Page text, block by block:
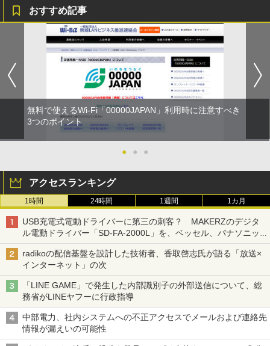
おすすめ記事
無料で使えるWi-Fi「00000JAPAN」利用時に注意すべき
3つのポイント
● ● ●
アクセスランキング
1時間 24時間 1週間 1カ月
USB充電式電動ドライバーに第三の刺客？ MAKERZのデジタ
ル電動ドライバー「SD-FA-2000L」を、ベッセル、パナソニッ
クと比較してみた 【テレワークグッズ・ミニレビュー 第165
回】
radikoの配信基盤を設計した技術者、香取啓志氏が語る「放送×
インターネット」の次
「LINE GAME」で発生した内部識別子の外部送信について、総
務省がLINEヤフーに行政指導
中部電力、社内システムへの不正アクセスでメールおよび連絡先
情報が漏えいの可能性